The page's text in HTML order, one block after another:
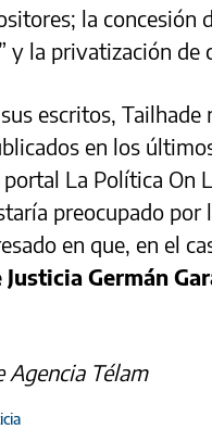
la concesión
y la privatización de
escritos, Tailhade
en los
La Política On
preocupado por
en que, en el
Germán
Télam